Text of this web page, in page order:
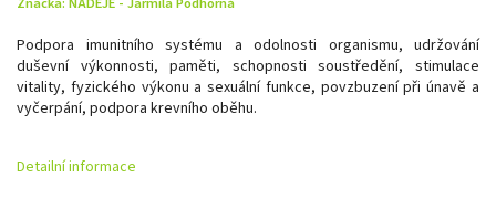
Podpora imunitního systému a odolnosti organismu, udržování
duševní výkonnosti, paměti, schopnosti soustředění, stimulace
vitality, fyzického výkonu a sexuální funkce, povzbuzení při únavě a
vyčerpání, podpora krevního oběhu.
Detailní informace